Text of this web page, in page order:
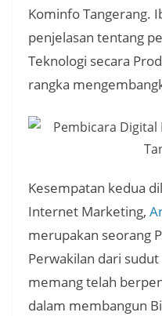
Kominfo Tangerang.
penjelasan tentang
Teknologi secara
rangka
Kesempatan kedua
Internet Marketing,
merupakan seorang
Perwakilan dari
memang telah
dalam membangun